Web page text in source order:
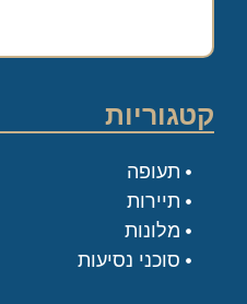
קטגוריות
תעופה
תיירות
מלונות
סוכני נסיעות